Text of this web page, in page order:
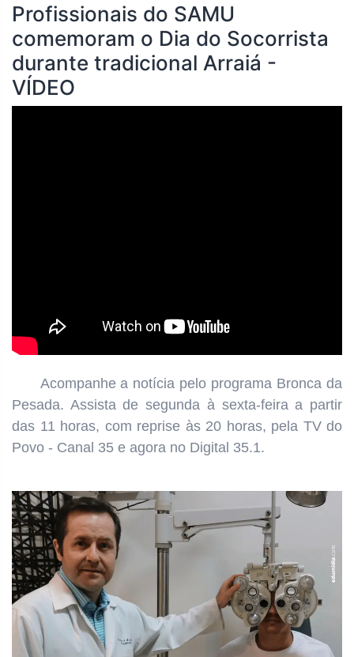
Profissionais do SAMU
comemoram o Dia do Socorrista
durante tradicional Arraiá -
VÍDEO
Acompanhe a notícia pelo programa Bronca da
Pesada. Assista de segunda à sexta-feira a partir
das 11 horas, com reprise às 20 horas, pela TV do
Povo - Canal 35 e agora no Digital 35.1.